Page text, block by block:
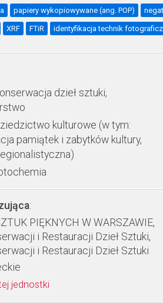
papiery wykopiowywane (ang. POP)
XRF FTiR identyfikacja technik
dzieł sztuki,
kulturowe (w tym:
pamiątek i zabytków kultury,
:
PIĘKNYCH W WARSZAWIE,
i Restauracji Dzieł Sztuki,
i Restauracji Dzieł Sztuki
jednostki